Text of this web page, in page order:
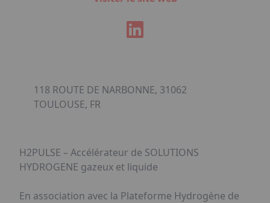
118 ROUTE DE NARBONNE, 31062
TOULOUSE, FR
H2PULSE – Accélérateur de SOLUTIONS
HYDROGENE gazeux et liquide
En association avec la Plateforme Hydrogène de